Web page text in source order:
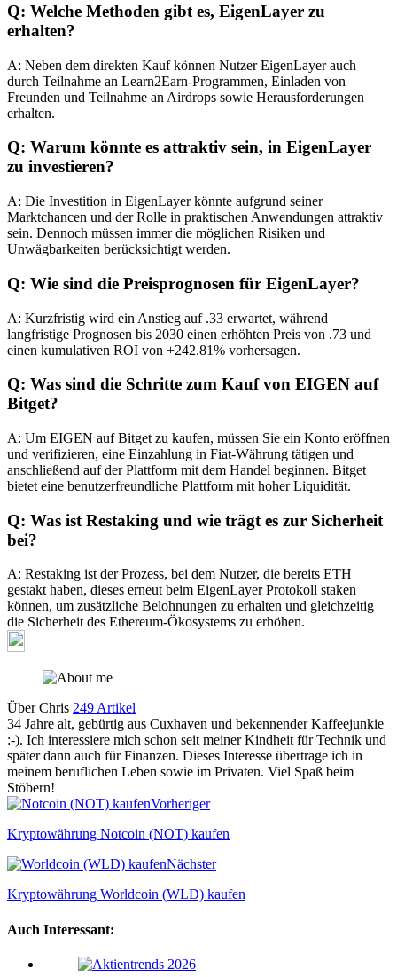
Q: Welche Methoden gibt es, EigenLayer zu
erhalten?
A: Neben dem direkten Kauf können Nutzer EigenLayer auch
durch Teilnahme an Learn2Earn-Programmen, Einladen von
Freunden und Teilnahme an Airdrops sowie Herausforderungen
erhalten.
Q: Warum könnte es attraktiv sein, in EigenLayer
zu investieren?
A: Die Investition in EigenLayer könnte aufgrund seiner
Marktchancen und der Rolle in praktischen Anwendungen attraktiv
sein. Dennoch müssen immer die möglichen Risiken und
Unwägbarkeiten berücksichtigt werden.
Q: Wie sind die Preisprognosen für EigenLayer?
A: Kurzfristig wird ein Anstieg auf .33 erwartet, während
langfristige Prognosen bis 2030 einen erhöhten Preis von .73 und
einen kumulativen ROI von +242.81% vorhersagen.
Q: Was sind die Schritte zum Kauf von EIGEN auf
Bitget?
A: Um EIGEN auf Bitget zu kaufen, müssen Sie ein Konto eröffnen
und verifizieren, eine Einzahlung in Fiat-Währung tätigen und
anschließend auf der Plattform mit dem Handel beginnen. Bitget
bietet eine benutzerfreundliche Plattform mit hoher Liquidität.
Q: Was ist Restaking und wie trägt es zur Sicherheit
bei?
A: Restaking ist der Prozess, bei dem Nutzer, die bereits ETH
gestakt haben, dieses erneut beim EigenLayer Protokoll staken
können, um zusätzliche Belohnungen zu erhalten und gleichzeitig
die Sicherheit des Ethereum-Ökosystems zu erhöhen.
Über Chris 249 Artikel
34 Jahre alt, gebürtig aus Cuxhaven und bekennender Kaffeejunkie
:-). Ich interessiere mich schon seit meiner Kindheit für Technik und
später dann auch für Finanzen. Dieses Interesse übertrage ich in
meinem beruflichen Leben sowie im Privaten. Viel Spaß beim
Stöbern!
Webseite
Vorheriger
Kryptowährung Notcoin (NOT) kaufen
Nächster
Kryptowährung Worldcoin (WLD) kaufen
Auch Interessant: